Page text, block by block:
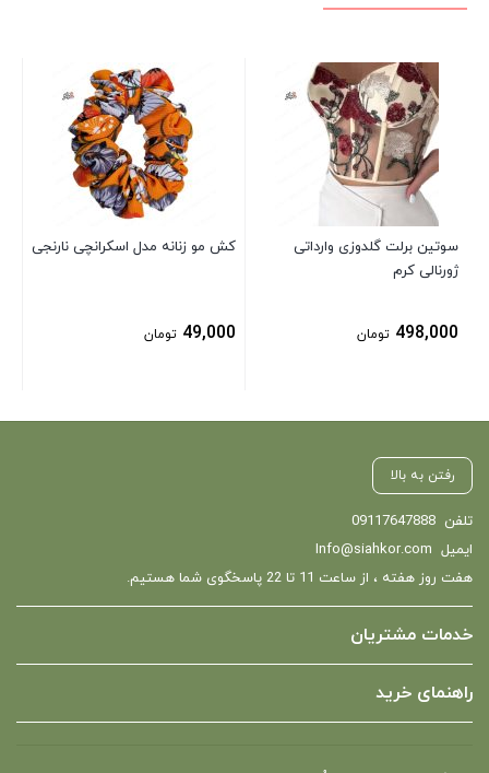
سوتین برلت گلدوزی وارداتی
ژورنالی کرم
498,000 تومان
کش مو زنانه مدل اسکرانچی نارنجی
49,000 تومان
رفتن به بالا
تلفن 09117647888
ایمیل Info@siahkor.com
هفت روز هفته ، از ساعت 11 تا 22 پاسخگوی شما هستیم.
خدمات مشتریان
راهنمای خرید